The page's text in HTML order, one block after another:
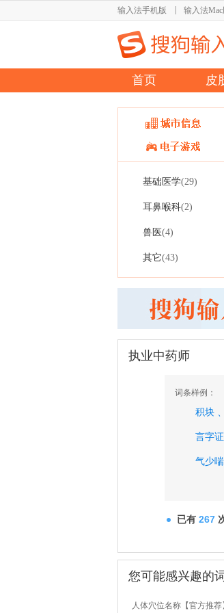
输入法手机版 输入法Mac
首页 皮
基础医学(29)
耳鼻喉科(2)
兽医(4)
其它(43)
执业中药师
词条样例：
积块 、
言字证
气少喘
已有 267
您可能感兴趣的
人体穴位名称【官方推荐